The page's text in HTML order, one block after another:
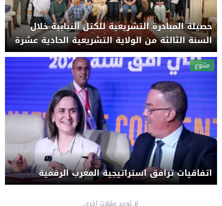
حصيلة المبادرة التشريعية للكتل النيابية خلال
السنة الثالثة من الولاية التشريعية الحادية عشرة
متنوع
اتفاقيات ترافق استراتيجية المغرب الرقمية
لا توجد مقلات اخرى